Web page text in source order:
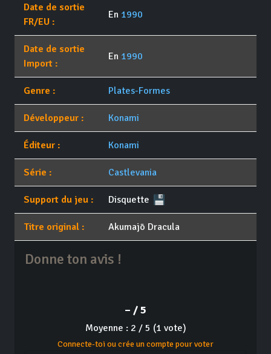
Date de sortie
FR/EU :
En 1990
Date de sortie
Import :
En 1990
Genre : Plates-Formes
Développeur : Konami
Éditeur : Konami
Série : Castlevania
Support du jeu : Disquette
Titre original : Akumajō Dracula
Donne ton avis !
– / 5
Moyenne : 2 / 5 (1 vote)
Connecte-toi ou crée un compte pour voter